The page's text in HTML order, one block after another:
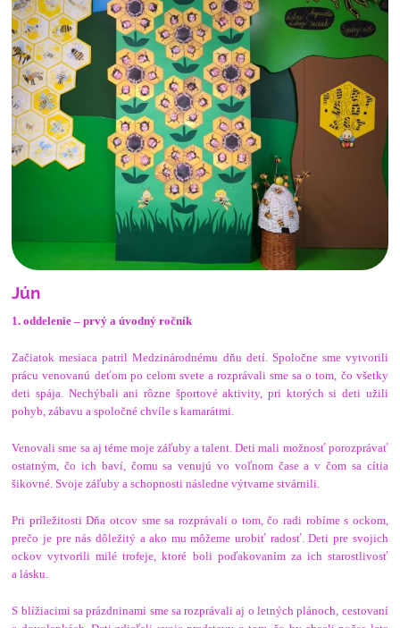
Jún
1. oddelenie – prvý a úvodný ročník
Začiatok mesiaca patril Medzinárodnému dňu detí. Spoločne sme vytvorili
prácu venovanú deťom po celom svete a rozprávali sme sa o tom, čo všetky
deti spája. Nechýbali ani rôzne športové aktivity, pri ktorých si deti užili
pohyb, zábavu a spoločné chvíle s kamarátmi.
Venovali sme sa aj téme moje záľuby a talent. Deti mali možnosť porozprávať
ostatným, čo ich baví, čomu sa venujú vo voľnom čase a v čom sa cítia
šikovné. Svoje záľuby a schopnosti následne výtvarne stvárnili.
Pri príležitosti Dňa otcov sme sa rozprávali o tom, čo radi robíme s ockom,
prečo je pre nás dôležitý a ako mu môžeme urobiť radosť. Deti pre svojich
ockov vytvorili milé trofeje, ktoré boli poďakovaním za ich starostlivosť
a lásku.
S blížiacimi sa prázdninami sme sa rozprávali aj o letných plánoch, cestovaní